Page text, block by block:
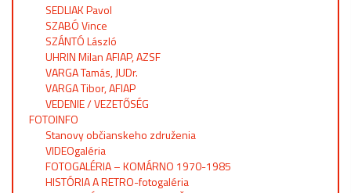
SEDLIAK Pavol
SZABÓ Vince
SZÁNTÓ László
UHRIN Milan AFIAP, AZSF
VARGA Tamás, JUDr.
VARGA Tibor, AFIAP
VEDENIE / VEZETŐSÉG
FOTOINFO
Stanovy občianskeho združenia
VIDEOgaléria
FOTOGALÉRIA – KOMÁRNO 1970-1985
HISTÓRIA A RETRO-fotogaléria